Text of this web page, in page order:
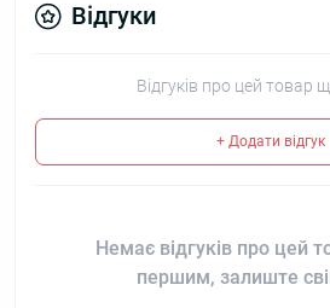
Відгуки
Відгуків про цей товар
+ Додати відгук
Немає відгуків про цей
першим, залиште